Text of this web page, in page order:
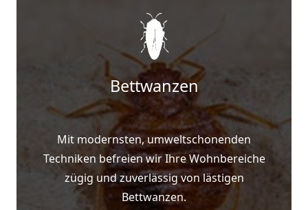
Bettwanzen
Mit modernsten, umweltschonenden
Techniken befreien wir Ihre Wohnbereiche
zügig und zuverlässig von lästigen
Bettwanzen.